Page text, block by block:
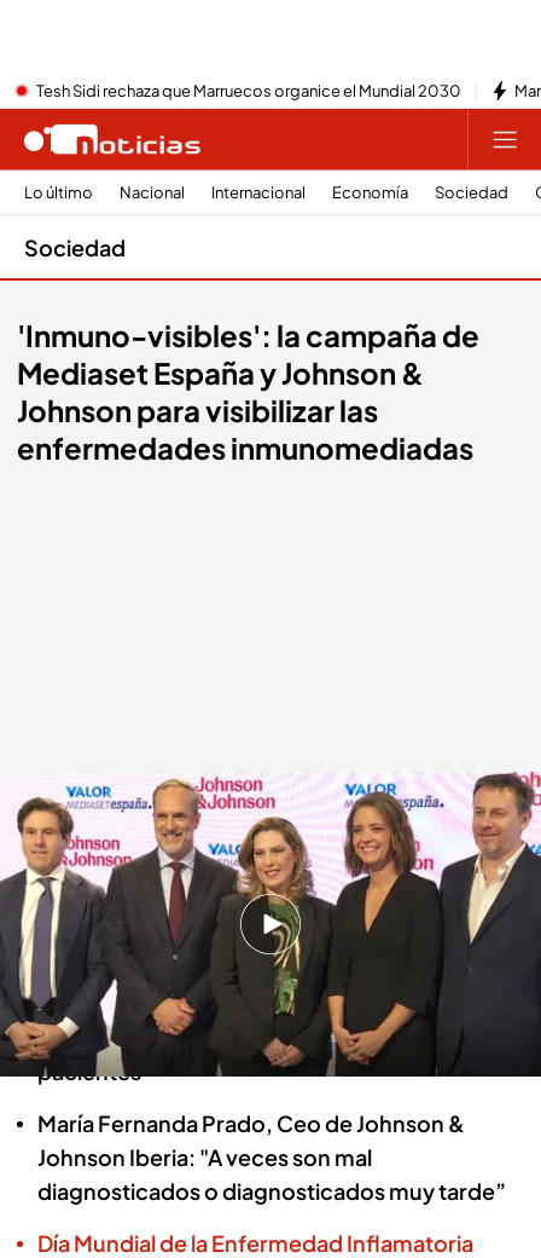
Tesh Sidi rechaza que Marruecos organice el Mundial 2030
Lo último Nacional Internacional Economía Sociedad
Sociedad
'Inmuno-visibles': la campaña de
Mediaset España y Johnson &
Johnson para visibilizar las
enfermedades inmunomediadas
Mediaset España y Johnson & Johnson juntos por las enfermedades
inmunomediadas
Redacción digital Noticias Cuatro
28 OCT 2024 - 19:05h.
El objetivo de la campaña es concienciar y
visibilizar sobre el impacto de las
enfermedades inmunomediadas en los
pacientes
María Fernanda Prado, Ceo de Johnson &
Johnson Iberia: "A veces son mal
diagnosticados o diagnosticados muy tarde”
Día Mundial de la Enfermedad Inflamatoria